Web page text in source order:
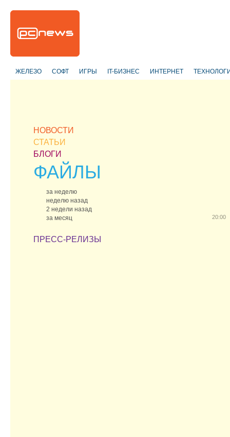
ЖЕЛЕЗО СОФТ ИГРЫ IT-БИЗНЕС ИНТЕРНЕТ
НОВОСТИ
СТАТЬИ
БЛОГИ
ФАЙЛЫ
за неделю
неделю назад
2 недели назад
за месяц
ПРЕСС-РЕЛИЗЫ
20:00